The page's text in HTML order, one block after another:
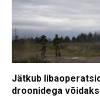
Jätkub
droonidega